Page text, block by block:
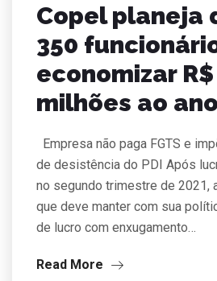
Copel planeja
350
economizar R$
milhões ao ano
Empresa não paga FGTS e
de desistência do PDI Após
no segundo trimestre de 2021,
que deve manter com sua
de lucro com enxugamento…
Read More